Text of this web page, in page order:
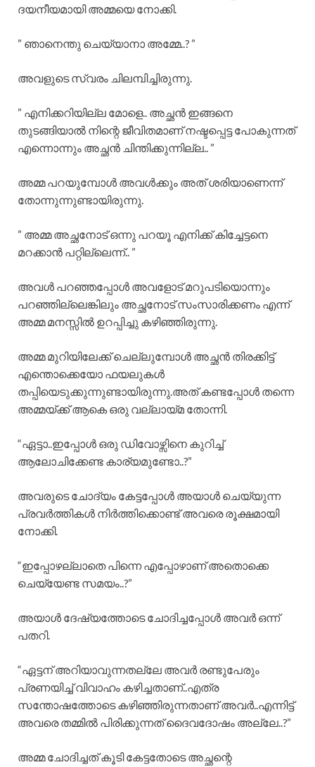
ദയനീയമായി അമ്മയെ നോക്കി.
” ഞാനെന്തു ചെയ്യാനാ അമ്മേ..? ”
അവളുടെ സ്വരം ചിലമ്പിച്ചിരുന്നു.
” എനിക്കറിയില്ല മോളെ.. അച്ഛൻ ഇങ്ങനെ
തുടങ്ങിയാൽ നിന്റെ ജീവിതമാണ് നഷ്ടപ്പെട്ട പോകുന്നത്
എന്നൊന്നും അച്ഛൻ ചിന്തിക്കുന്നില്ല.. ”
അമ്മ പറയുമ്പോൾ അവൾക്കും അത് ശരിയാണെന്ന്
തോന്നുന്നുണ്ടായിരുന്നു.
” അമ്മ അച്ഛനോട് ഒന്നു പറയൂ എനിക്ക് കിച്ചേട്ടനെ
മറക്കാൻ പറ്റില്ലെന്ന്.. ”
അവൾ പറഞ്ഞപ്പോൾ അവളോട് മറുപടിയൊന്നും
പറഞ്ഞില്ലെങ്കിലും അച്ഛനോട് സംസാരിക്കണം എന്ന്
അമ്മ മനസ്സിൽ ഉറപ്പിച്ചു കഴിഞ്ഞിരുന്നു.
അമ്മ മുറിയിലേക്ക് ചെല്ലുമ്പോൾ അച്ഛൻ തിരക്കിട്ട്
എന്തൊക്കെയോ ഫയലുകൾ
തപ്പിയെടുക്കുന്നുണ്ടായിരുന്നു.അത് കണ്ടപ്പോൾ തന്നെ
അമ്മയ്ക്ക് ആകെ ഒരു വല്ലായ്മ തോന്നി.
“ഏട്ടാ..ഇപ്പോൾ ഒരു ഡിവോഴ്സിനെ കുറിച്ച്
ആലോചിക്കേണ്ട കാര്യമുണ്ടോ..?”
അവരുടെ ചോദ്യം കേട്ടപ്പോൾ അയാൾ ചെയ്യുന്ന
പ്രവർത്തികൾ നിർത്തിക്കൊണ്ട് അവരെ രൂക്ഷമായി
നോക്കി.
“ഇപ്പോഴല്ലാതെ പിന്നെ എപ്പോഴാണ് അതൊക്കെ
ചെയ്യേണ്ട സമയം..?”
അയാൾ ദേഷ്യത്തോടെ ചോദിച്ചപ്പോൾ അവർ ഒന്ന്
പതറി.
“ഏട്ടന് അറിയാവുന്നതല്ലേ അവർ രണ്ടുപേരും
പ്രണയിച്ച് വിവാഹം കഴിച്ചതാണ്..എത്ര
സന്തോഷത്തോടെ കഴിഞ്ഞിരുന്നതാണ് അവർ..എന്നിട്ട്
അവരെ തമ്മിൽ പിരിക്കുന്നത് ദൈവദോഷം അല്ലേ..?”
അമ്മ ചോദിച്ചത് കൂടി കേട്ടതോടെ അച്ഛന്റെ